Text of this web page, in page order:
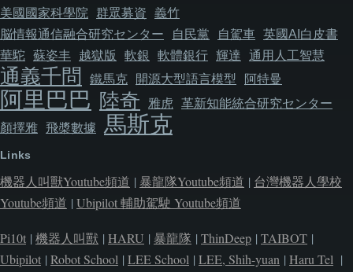
美國國家科學院
群眾募資
義竹
脳情報通信融合研究センター
自民黨 自駕車 英國AI白皮書
華駝 蘇姿丰 越獄版 軟銀 軟體銀行 輝達 通用人工智慧
通義千問 鐵馬克 開源大型語言模型 阿特曼
阿里巴巴 陸奇 雅虎
革新知能統合研究センター
顏擇雅 飛槳數據 馬斯克
Links
機器人叫獸Youtube頻道 | 暴龍隊Youtube頻道 | 台灣機器人學校
Youtube頻道 | Ubipilot 輔助駕駛 Youtube頻道
Pi10t | 機器人叫獸 | HARU | 暴龍隊 | ThinDeep | TAIBOT |
Ubipilot | Robot School | LEE School | LEE, Shih-yuan | Haru Tel |